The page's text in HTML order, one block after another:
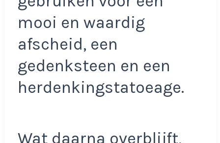
mooi en waardig
afscheid, een
gedenksteen en een
herdenkingstatoeage.
Wat daarna overblijft,